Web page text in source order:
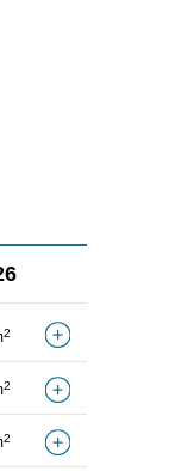
2
2
2